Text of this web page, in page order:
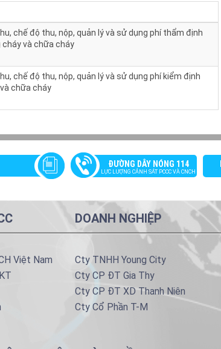
chế độ thu, nộp, quản lý và sử dụng phí thẩm định
và chữa cháy
chế độ thu, nộp, quản lý và sử dụng phí kiểm định
chữa cháy
ĐƯỜNG DÂY NÓNG 114
LỰC LƯỢNG CẢNH SÁT PCCC VÀ CNCH
Việt Nam
DOANH NGHIỆP
Cty TNHH Young City
Cty CP ĐT Gia Thy
Cty CP ĐT XD Thanh Niên
Cty Cổ Phần T-M